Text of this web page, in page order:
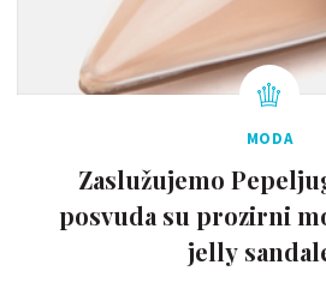
MODA
Zaslužujemo
posvuda su prozirni
jelly